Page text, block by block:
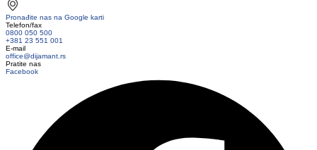
Pronađite nas na Google karti
Telefon/fax
0800 050 500
+381 23 551 001
E-mail
office@dijamant.rs
Pratite nas
Facebook